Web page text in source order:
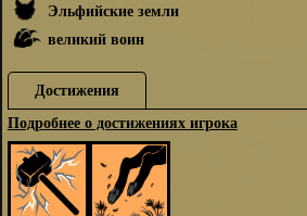
Эльфийские земли
великий воин
Достижения
Подробнее о достижениях игрока